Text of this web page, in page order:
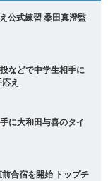
公式練習 桑田真澄監
などで中学生相手に
え
に大和田与喜のタイ
合宿を開始 トップチ